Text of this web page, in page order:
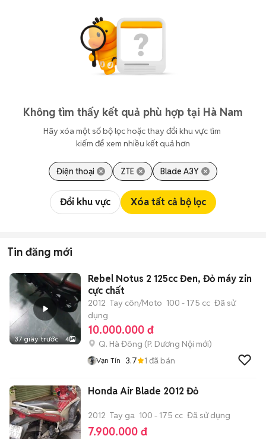
Không tìm thấy kết quả phù hợp tại Hà Nam
Hãy xóa một số bộ lọc hoặc thay đổi khu vực tìm
kiếm để xem nhiều kết quả hơn
Điện thoại ZTE Blade A3Y
Đổi khu vực Xóa tất cả bộ lọc
Tin đăng mới
37 giây trước 4
Rebel Notus 2 125cc Đen, Đỏ máy zin
cực chất
2012 Tay côn/Moto 100 - 175 cc Đã sử
dụng
10.000.000 đ
Q. Hà Đông (P. Dương Nội mới)
Vạn Tín 3.7 1 đã bán
Honda Air Blade 2012 Đỏ
2012 Tay ga 100 - 175 cc Đã sử dụng
7.900.000 đ